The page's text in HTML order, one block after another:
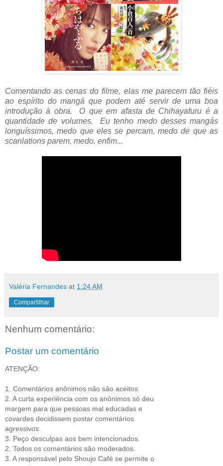
Comentando as cenas do filme, elas me parecem tão fiéis
ao espírito do mangá que podem até servir de uma boa
introdução à obra. O que em afasta de Chihayafuru é a
quantidade de volumes. Eu tenho medo desses mangás
longuíssimos, medo que eles se percam, medo de que as
scanlations parem, medo, enfim...
Valéria Fernandes at 1:24 AM
Compartilhar
Nenhum comentário:
Postar um comentário
ATENÇÃO:
1. Comentários anônimos não são aceitos.
2. A curta experiência com os anônimos só deu
margem para que pessoas mal educadas e
covardes decidissem postar comentários
agressivos.
3. Peço desculpas aos bem intencionados.
2. Todos os comentários são moderados.
3. A responsável pelo Shoujo Café se permite o